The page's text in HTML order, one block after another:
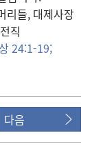
리들, 대제사장
직
24:1-19;
다음